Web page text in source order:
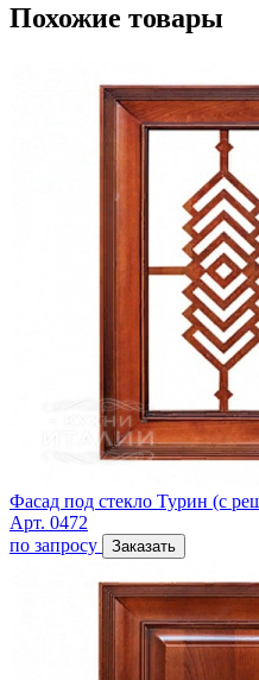
Похожие товары
Фасад под стекло Турин (с
Арт. 0472
по запросу
Заказать